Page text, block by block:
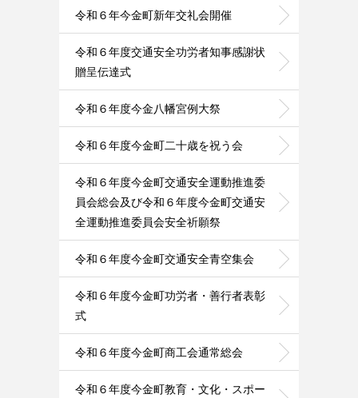
令和６年今金町新年交礼会開催
令和６年度交通安全功労者知事感謝状
贈呈伝達式
令和６年度今金八幡宮例大祭
令和６年度今金町二十歳を祝う会
令和６年度今金町交通安全運動推進委
員会総会及び令和６年度今金町交通安
全運動推進委員会安全祈願祭
令和６年度今金町交通安全青空集会
令和６年度今金町功労者・善行者表彰
式
令和６年度今金町商工会通常総会
令和６年度今金町教育・文化・スポー